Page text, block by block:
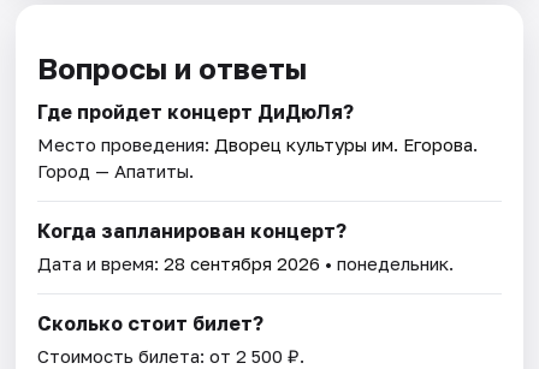
Вопросы и ответы
Где пройдет концерт ДиДюЛя?
Место проведения: Дворец культуры им. Егорова.
Город — Апатиты.
Когда запланирован концерт?
Дата и время:28 сентября 2026 • понедельник.
Сколько стоит билет?
Стоимость билета: от 2 500 ₽.